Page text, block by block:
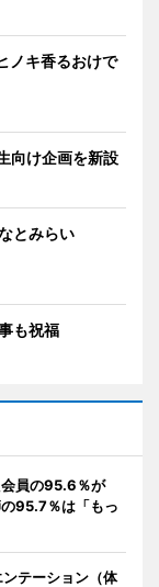
ノキ香るおけで
向け企画を新設
とみらい
も祝福
会員の95.6％が
の95.7％は「もっ
テーション（体